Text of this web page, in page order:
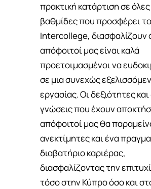
πρακτική κατάρτιση σε όλες
βαθμίδες που προσφέρει το
Intercollege, διασφαλίζουν
απόφοιτοί μας είναι καλά
προετοιμασμένοι να
σε μια συνεχώς
εργασίας. Οι δεξιότητες και
γνώσεις που έχουν
απόφοιτοί μας θα
ανεκτίμητες και ένα
διαβατήριο καριέρας,
διασφαλίζοντας την
τόσο στην Κύπρο όσο και